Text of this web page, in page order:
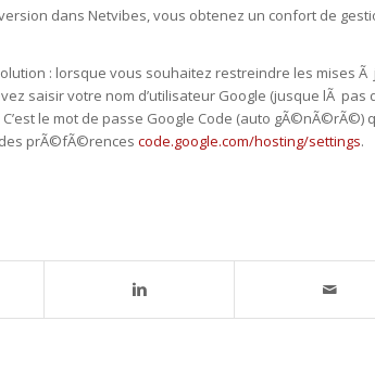
dans Netvibes, vous obtenez un confort de
: lorsque vous souhaitez restreindre les mises Ã
saisir votre nom d’utilisateur Google (jusque lÃ pas
C’est le mot de passe Google Code (auto gÃ©nÃ©rÃ©)
prÃ©fÃ©rences code.google.com/hosting/settings.